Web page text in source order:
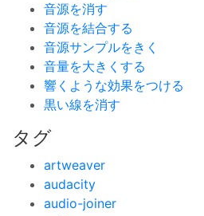
音源を消す
音源を結合する
音源サンプルをきく
音量を大きくする
響くような効果をつける
黒い線を消す
タグ
artweaver
audacity
audio-joiner